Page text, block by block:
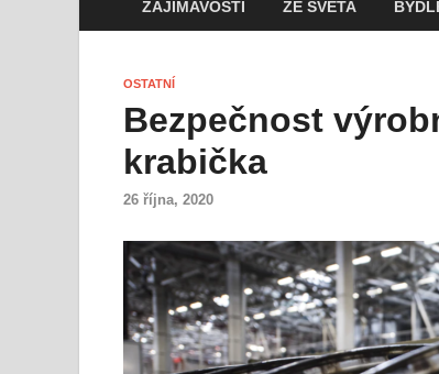
ZAJÍMAVOSTI ZE SVĚTA
OSTATNÍ
Bezpečnost
krabička
26 října, 2020